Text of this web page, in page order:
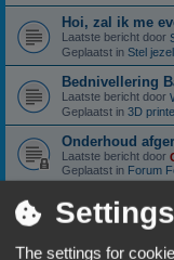
Hoi, zal ik me
Laatste bericht door
Geplaatst in Stel
Bednivellering
Laatste bericht door
Geplaatst in 3D
Onderhoud
Laatste bericht door
Geplaatst in Forum
Sunlu S4:
Laatste bericht door
Te
The settings for